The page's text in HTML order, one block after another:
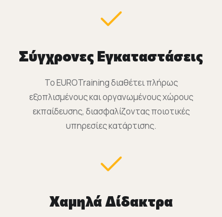
Σύγχρονες Εγκαταστάσεις
Το EUROTraining διαθέτει πλήρως
εξοπλισμένους και οργανωμένους χώρους
εκπαίδευσης, διασφαλίζοντας ποιοτικές
υπηρεσίες κατάρτισης.
Χαμηλά Δίδακτρα